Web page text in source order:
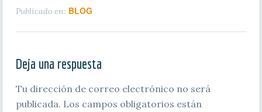
Publicado en: BLOG
Deja una respuesta
Tu dirección de correo electrónico no será
publicada. Los campos obligatorios están